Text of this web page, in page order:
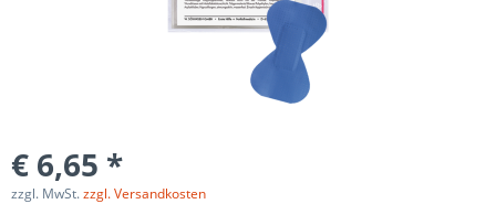
€ 6,65 *
zzgl. MwSt.zzgl. Versandkosten